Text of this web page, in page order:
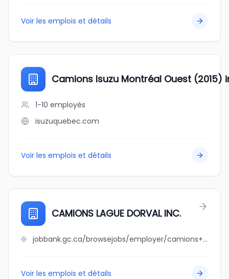
Voir les emplois et détails
Camions Isuzu Montréal Ouest (2015)
1-10 employés
isuzuquebec.com
Voir les emplois et détails
CAMIONS LAGUE DORVAL INC.
jobbank.gc.ca/browsejobs/employer/camions+lague+dorval+inc./ca
Voir les emplois et détails